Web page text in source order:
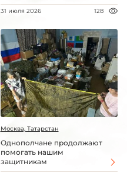
31 июля 2026 128
Москва, Татарстан
Однополчане продолжают
помогать нашим
защитникам